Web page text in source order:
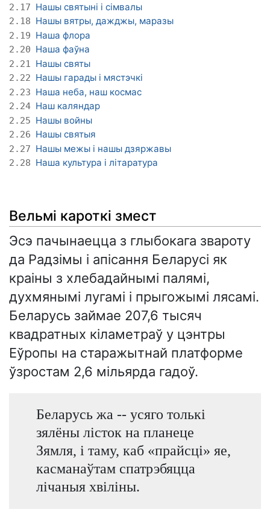
2.17 Нашы святыні і сімвалы
2.18 Нашы вятры, дажджы, маразы
2.19 Наша флора
2.20 Наша фаўна
2.21 Нашы святы
2.22 Нашы гарады і мястэчкі
2.23 Наша неба, наш космас
2.24 Наш каляндар
2.25 Нашы войны
2.26 Нашы святыя
2.27 Нашы межы і нашы дзяржавы
2.28 Наша культура і літаратура
Вельмі кароткі змест
Эсэ пачынаецца з глыбокага звароту
да Радзімы і апісання Беларусі як
краіны з хлебадайнымі палямі,
духмянымі лугамі і прыгожымі лясамі.
Беларусь займае 207,6 тысяч
квадратных кіламетраў у цэнтры
Еўропы на старажытнай платформе
ўзростам 2,6 мільярда гадоў.
Беларусь жа -- усяго толькі
зялёны лісток на планеце
Зямля, і таму, каб «прайсці» яе,
касманаўтам спатрэбяцца
лічаныя хвіліны.